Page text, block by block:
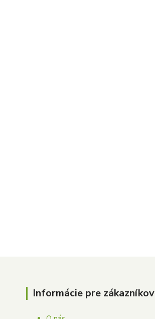
Informácie pre zákazníkov